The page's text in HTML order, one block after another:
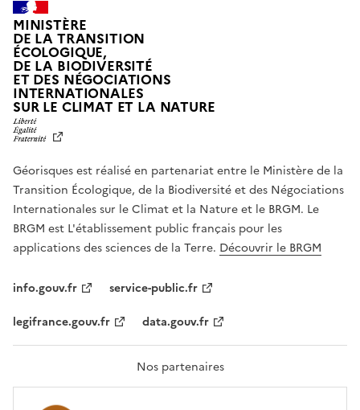
MINISTÈRE
DE LA TRANSITION
ÉCOLOGIQUE,
DE LA BIODIVERSITÉ
ET DES NÉGOCIATIONS
INTERNATIONALES
SUR LE CLIMAT ET LA NATUREL
T
É
,
É
G
A
L
F
A
T
R
Géorisques est réalisé en partenariat entre le Ministère de la
Transition Écologique, de la Biodiversité et des Négociations
Internationales sur le Climat et la Nature et le BRGM. Le
BRGM est L'établissement public français pour les
applications des sciences de la Terre. Découvrir le BRGM
info.gouv.fr
service-public.fr
legifrance.gouv.fr
data.gouv.fr
Nos partenaires